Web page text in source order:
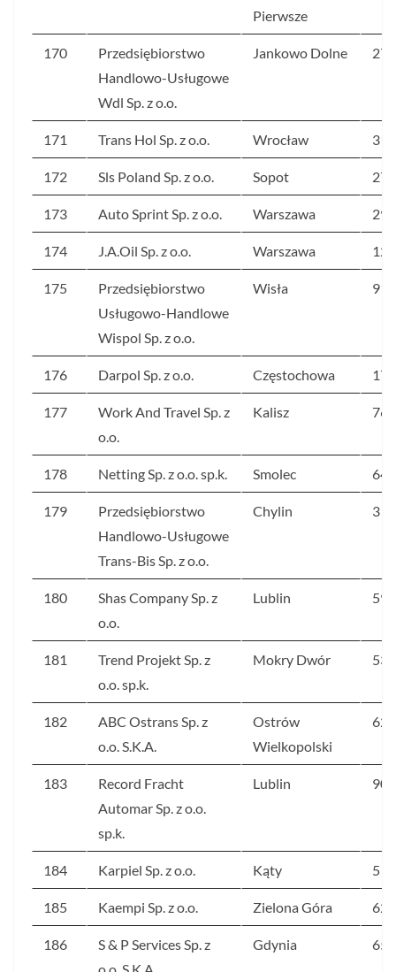
Pierwsze
170
Przedsiębiorstwo
Handlowo-Usługowe
Wdl Sp. z o.o.
Jankowo Dolne 279
171 Trans Hol Sp. z o.o. Wrocław 313
172 Sls Poland Sp. z o.o. Sopot 275
173 Auto Sprint Sp. z o.o. Warszawa 294
174 J.A.Oil Sp. z o.o. Warszawa 124
175
Przedsiębiorstwo
Usługowo-Handlowe
Wispol Sp. z o.o.
Wisła 91
176 Darpol Sp. z o.o. Częstochowa 172
177
Work And Travel Sp. z
o.o.
Kalisz 76
178 Netting Sp. z o.o. sp.k. Smolec 64
179
Przedsiębiorstwo
Handlowo-Usługowe
Trans-Bis Sp. z o.o.
Chylin 3
180
Shas Company Sp. z
o.o.
Lublin 591
181
Trend Projekt Sp. z
o.o. sp.k.
Mokry Dwór 53
182
ABC Ostrans Sp. z
o.o. S.K.A.
Ostrów
Wielkopolski
627
183
Record Fracht
Automar Sp. z o.o.
sp.k.
Lublin 903
184 Karpiel Sp. z o.o. Kąty 5
185 Kaempi Sp. z o.o. Zielona Góra 62
186
S & P Services Sp. z
o.o. S.K.A.
Gdynia 65